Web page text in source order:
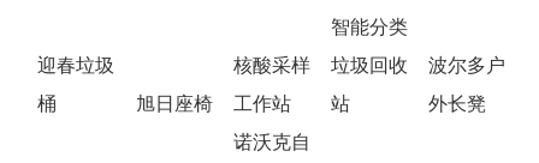
迎春垃圾
桶
旭日座椅
核酸采样
工作站
智能分类
垃圾回收
站
波尔多户
外长凳
诺沃克自